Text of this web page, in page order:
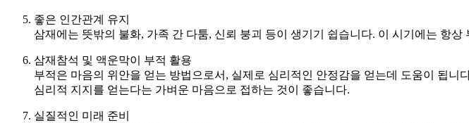
좋은 인간관계 유지
삼재에는 뜻밖의 불화, 가족 간 다툼, 신뢰 붕괴 등이 생기기 쉽습니다. 이 시기에는 항
삼재참석 및 액운막이 부적 활용
부적은 마음의 위안을 얻는 방법으로서, 실제로 심리적인 안정감을 얻는데 도움이 됩
심리적 지지를 얻는다는 가벼운 마음으로 접하는 것이 좋습니다.
실질적인 미래 준비